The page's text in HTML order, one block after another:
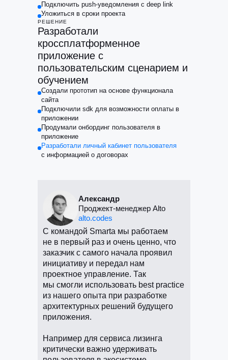
Подключить push-уведомления с deep link
Уложиться в сроки проекта
РЕШЕНИЕ
Разработали
кроссплатформенное
приложение с
пользовательским сценарием и
обучением
Создали прототип на основе функционала
сайта
Подключили sdk для возможности оплаты в
приложении
Продумали онбординг пользователя в
приложение
Разработали личный кабинет пользователя
с информацией о договорах
Александр
Проджект-менеджер Alto
alto.codes
С командой Smarta мы работаем
не в первый раз и очень ценно, что
заказчик с самого начала проявил
инициативу и передал нам
проектное управление. Так
мы смогли использовать best practice
из нашего опыта при разработке
архитектурных решений будущего
приложения.
Например для сервиса лизинга
критически важно удерживать